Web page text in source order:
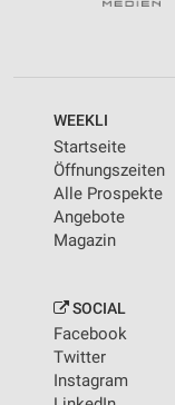
WEEKLI
Startseite
Öffnungszeiten
Alle Prospekte
Angebote
Magazin
SOCIAL
Facebook
Twitter
Instagram